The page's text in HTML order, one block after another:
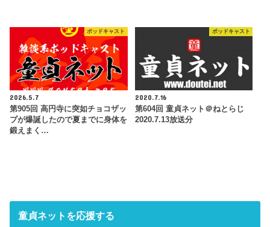
ポッドキャスト
2026.5.7
第905回 高円寺に突如チョコザッ
プが爆誕したので夏までに身体を
鍛えまく…
ポッドキャスト
2020.7.16
第604回 童貞ネット＠ねとらじ
2020.7.13放送分
童貞ネットを応援する